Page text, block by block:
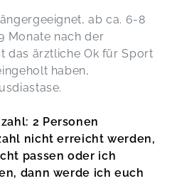
ab ca. 6-8
Monate nach der
das ärztliche Ok für Sport
haben,
2 Personen
nicht erreicht werden,
passen oder ich
dann werde ich euch